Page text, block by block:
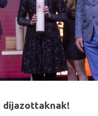
díjazottaknak!